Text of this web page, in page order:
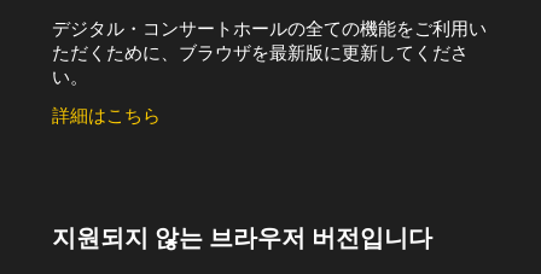
デジタル・コンサートホールの全ての機能をご利用い
ただくために、ブラウザを最新版に更新してくださ
い。
詳細はこちら
지원되지 않는 브라우저 버전입니다